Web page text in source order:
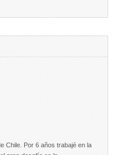
Chile. Por 6 años trabajé en la